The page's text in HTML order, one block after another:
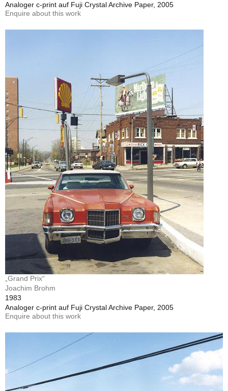
Analoger c-print auf Fuji Crystal Archive Paper, 2005
Enquire about this work
„Grand Prix“
Joachim Brohm
1983
Analoger c-print auf Fuji Crystal Archive Paper, 2005
Enquire about this work